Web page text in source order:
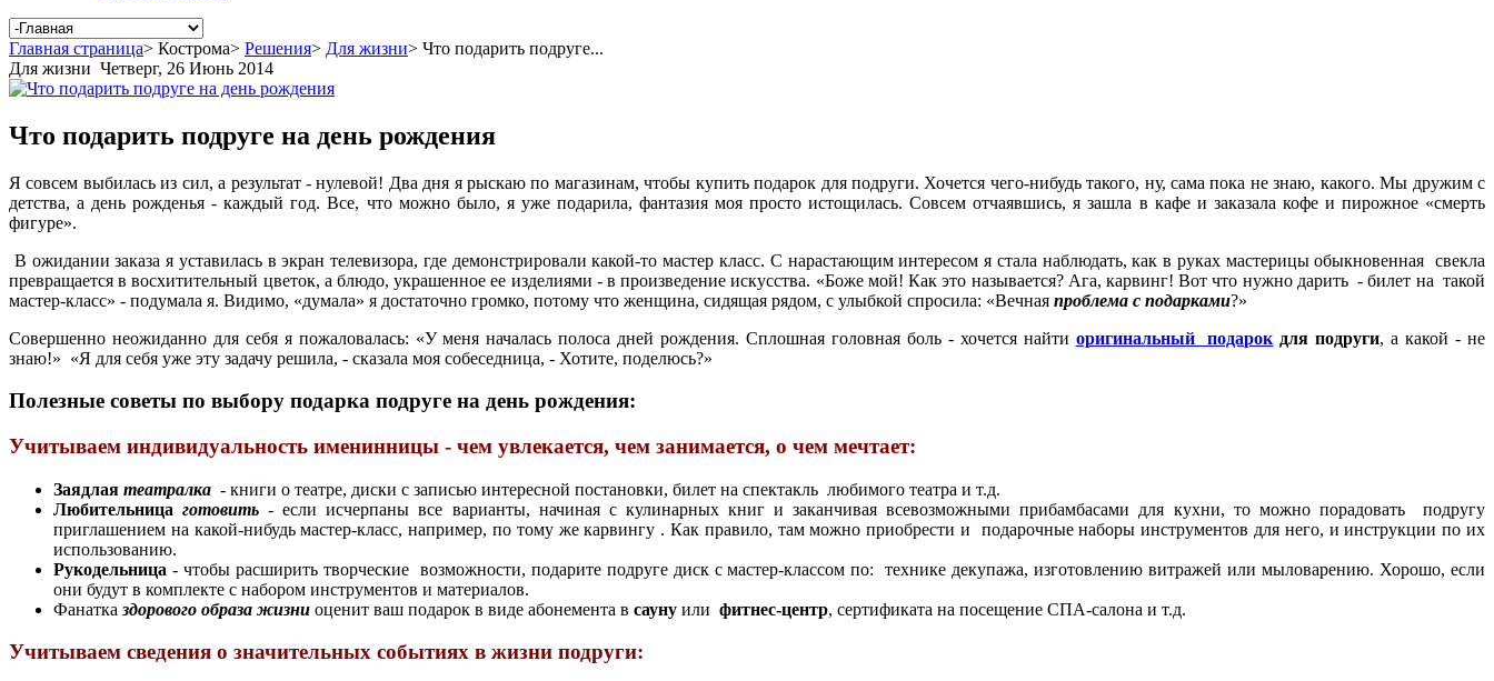
Главная страница> Кострома> Решения> Для жизни> Что подарить подруге...
Для жизни Четверг, 26 Июнь 2014
Что подарить подруге на день рождения
Я совсем выбилась из сил, а результат - нулевой! Два дня я рыскаю по магазинам, чтобы купить подарок для подруги. Хочется чего-нибудь такого, ну, сама пока не знаю, какого. Мы дружим с
детства, а день рожденья - каждый год. Все, что можно было, я уже подарила, фантазия моя просто истощилась. Совсем отчаявшись, я зашла в кафе и заказала кофе и пирожное «смерть
фигуре».
В ожидании заказа я уставилась в экран телевизора, где демонстрировали какой-то мастер класс. С нарастающим интересом я стала наблюдать, как в руках мастерицы обыкновенная свекла
превращается в восхитительный цветок, а блюдо, украшенное ее изделиями - в произведение искусства. «Боже мой! Как это называется? Ага, карвинг! Вот что нужно дарить - билет на такой
мастер-класс» - подумала я. Видимо, «думала» я достаточно громко, потому что женщина, сидящая рядом, с улыбкой спросила: «Вечная проблема с подарками?»
Совершенно неожиданно для себя я пожаловалась: «У меня началась полоса дней рождения. Сплошная головная боль - хочется найти оригинальный подарок для подруги, а какой - не
знаю!» «Я для себя уже эту задачу решила, - сказала моя собеседница, - Хотите, поделюсь?»
Полезные советы по выбору подарка подруге на день рождения:
Учитываем индивидуальность именинницы - чем увлекается, чем занимается, о чем мечтает:
Заядлая театралка - книги о театре, диски с записью интересной постановки, билет на спектакль любимого театра и т.д.
Любительница готовить - если исчерпаны все варианты, начиная с кулинарных книг и заканчивая всевозможными прибамбасами для кухни, то можно порадовать подругу
приглашением на какой-нибудь мастер-класс, например, по тому же карвингу . Как правило, там можно приобрести и подарочные наборы инструментов для него, и инструкции по их
использованию.
Рукодельница - чтобы расширить творческие возможности, подарите подруге диск с мастер-классом по: технике декупажа, изготовлению витражей или мыловарению. Хорошо, если
они будут в комплекте с набором инструментов и материалов.
Фанатка здорового образа жизни оценит ваш подарок в виде абонемента в сауну или фитнес-центр, сертификата на посещение СПА-салона и т.д.
Учитываем сведения о значительных событиях в жизни подруги: